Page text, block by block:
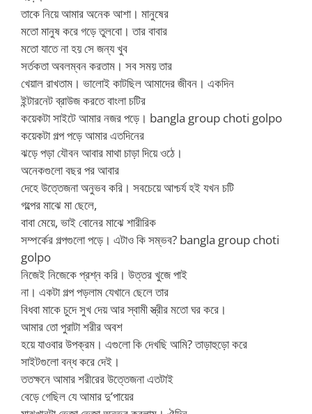
তাকে নিয়ে আমার অনেক আশা। মানুষের
মতো মানুষ করে গড়ে তুলবো। তার বাবার
মতো যাতে না হয় সে জন্য খুব
সর্তকতা অবলম্বন করতাম। সব সময় তার
খেয়াল রাখতাম। ভালোই কাটছিল আমাদের জীবন। একদিন
ইন্টারনেট ব্রাউজ করতে বাংলা চটির
কয়েকটা সাইটে আমার নজর পড়ে। bangla group choti golpo
কয়েকটা গল্প পড়ে আমার এতদিনের
ঝড়ে পড়া যৌবন আবার মাথা চাড়া দিয়ে ওঠে।
অনেকগুলো বছর পর আবার
দেহে উত্তেজনা অনুভব করি। সবচেয়ে আশ্চর্য হই যখন চটি
গল্পের মাঝে মা ছেলে,
বাবা মেয়ে, ভাই বোনের মাঝে শারীরিক
সম্পর্কের গল্পগুলো পড়ে। এটাও কি সম্ভব? bangla group choti
golpo
নিজেই নিজেকে প্রশ্ন করি। উত্তর খুজে পাই
না। একটা গল্প পড়লাম যেখানে ছেলে তার
বিধবা মাকে চুদে সুখ দেয় আর স্বামী স্ত্রীর মতো ঘর করে।
আমার তো পুরাটা শরীর অবশ
হয়ে যাওবার উপক্রম। এগুলো কি দেখছি আমি? তাড়াহুড়ো করে
সাইটগুলো বন্ধ করে দেই।
ততক্ষনে আমার শরীরের উত্তেজনা এতটাই
বেড়ে গেছিল যে আমার দু’পায়ের